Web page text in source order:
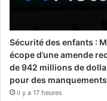
Sécurité des enfants :
écope d’une amende
de 942 millions de
pour des manquements
il y a 17 heures